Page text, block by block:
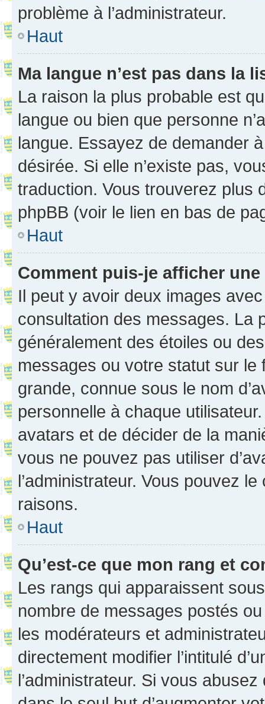
problème à l’administrateur.
Haut
Ma langue n’est pas dans la
La raison la plus probable est
langue ou bien que personne
langue. Essayez de demander
désirée. Si elle n’existe pas,
traduction. Vous trouverez plus
phpBB (voir le lien en bas de
Haut
Comment puis-je afficher
Il peut y avoir deux images
consultation des messages. La
généralement des étoiles ou
messages ou votre statut sur
grande, connue sous le nom
personnelle à chaque utilisateur.
avatars et de décider de la
vous ne pouvez pas utiliser
l’administrateur. Vous pouvez
raisons.
Haut
Qu’est-ce que mon rang et
Les rangs qui apparaissent
nombre de messages postés
les modérateurs et
directement modifier l’intitulé
l’administrateur. Si vous